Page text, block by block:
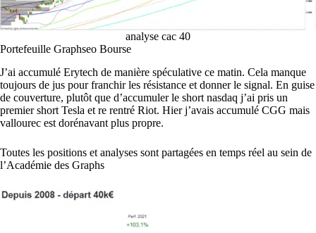
analyse cac 40
Portefeuille Graphseo Bourse
J’ai accumulé Erytech de manière spéculative ce matin. Cela manque
toujours de jus pour franchir les résistance et donner le signal. En guise
de couverture, plutôt que d’accumuler le short nasdaq j’ai pris un
premier short Tesla et re rentré Riot. Hier j’avais accumulé CGG mais
vallourec est dorénavant plus propre.
Toutes les positions et analyses sont partagées en temps réel au sein de
l’Académie des Graphs